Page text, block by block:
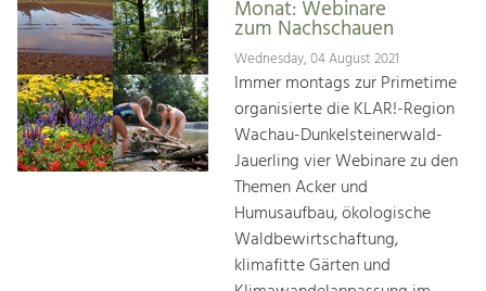
Monat: Webinare
zum Nachschauen
Wednesday, 04 August 2021
Immer montags zur Primetime
organisierte die KLAR!-Region
Wachau-Dunkelsteinerwald-
Jauerling vier Webinare zu den
Themen Acker und
Humusaufbau, ökologische
Waldbewirtschaftung,
klimafitte Gärten und